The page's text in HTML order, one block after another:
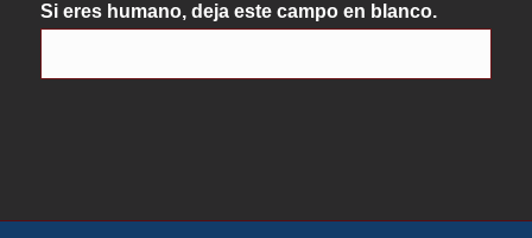
Si eres humano, deja este campo en blanco.